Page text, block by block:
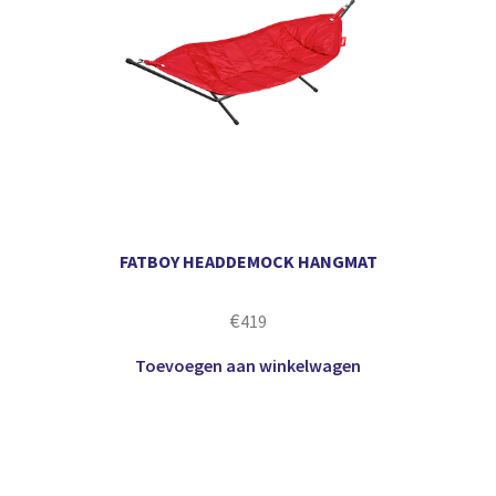
FATBOY HEADDEMOCK HANGMAT
€419
Toevoegen aan winkelwagen